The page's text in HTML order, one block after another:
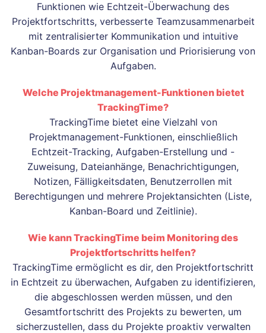
Funktionen wie Echtzeit-Überwachung des
Projektfortschritts, verbesserte Teamzusammenarbeit
mit zentralisierter Kommunikation und intuitive
Kanban-Boards zur Organisation und Priorisierung von
Aufgaben.
Welche Projektmanagement-Funktionen bietet
TrackingTime?
TrackingTime bietet eine Vielzahl von
Projektmanagement-Funktionen, einschließlich
Echtzeit-Tracking, Aufgaben-Erstellung und -
Zuweisung, Dateianhänge, Benachrichtigungen,
Notizen, Fälligkeitsdaten, Benutzerrollen mit
Berechtigungen und mehrere Projektansichten (Liste,
Kanban-Board und Zeitlinie).
Wie kann TrackingTime beim Monitoring des
Projektfortschritts helfen?
TrackingTime ermöglicht es dir, den Projektfortschritt
in Echtzeit zu überwachen, Aufgaben zu identifizieren,
die abgeschlossen werden müssen, und den
Gesamtfortschritt des Projekts zu bewerten, um
sicherzustellen, dass du Projekte proaktiv verwalten